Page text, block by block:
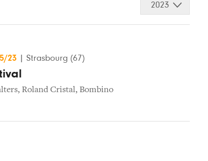
2023
23 Strasbourg (67)
, Roland Cristal, Bombino